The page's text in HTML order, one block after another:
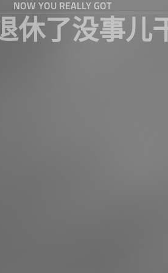
NOW YOU REALLY GOT
休了没事儿